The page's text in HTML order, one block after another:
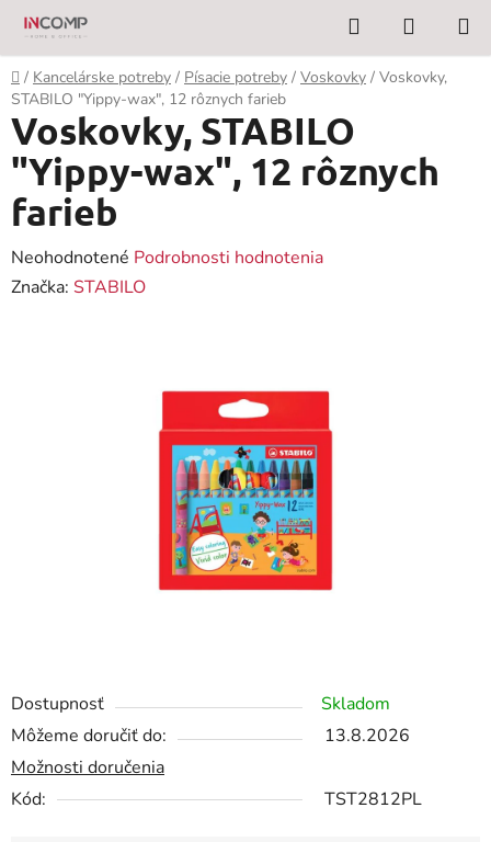
Prejsť
obsah
Hľadať
KOŠÍK
Domov
/ Kancelárske potreby / Písacie potreby / Voskovky / Voskovky,
STABILO "Yippy-wax", 12 rôznych farieb
Dostupnosť
Skladom
Môžeme doručiť do:
13.8.2026
Možnosti doručenia
Kód:
TST2812PL
Voskovky, STABILO
"Yippy-wax", 12 rôznych
farieb
Priemerné
hodnotenie
Neohodnotené Podrobnosti hodnotenia
Značka: STABILO